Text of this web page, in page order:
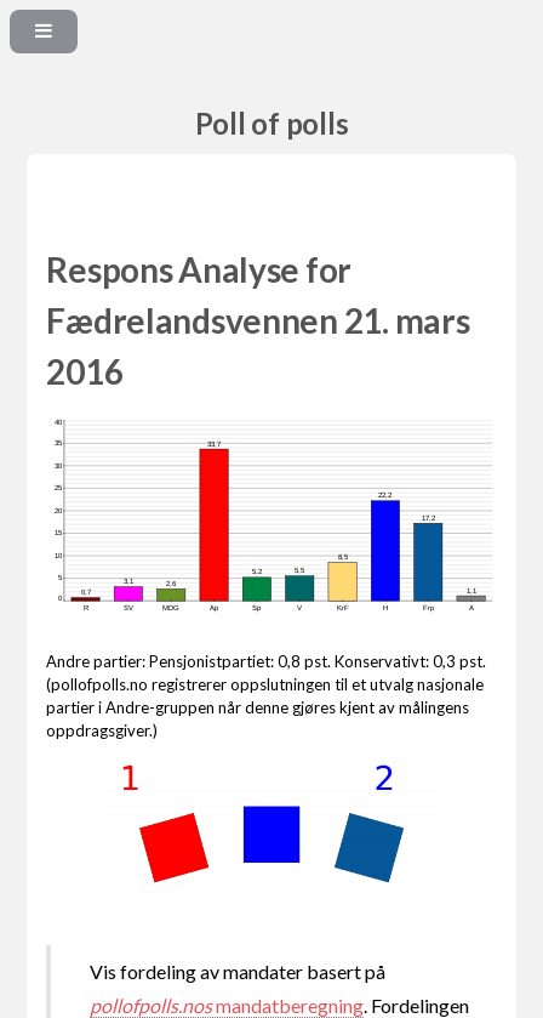
Poll of polls
Respons Analyse for
Fædrelandsvennen 21. mars
2016
0,7
3,1 2,6
33,7
5,2 5,5
8,5
22,2
17,2
1,1
R SV MDG Ap Sp V KrF H Frp A
0
5
10
15
20
25
30
35
40
Andre partier: Pensjonistpartiet: 0,8 pst. Konservativt: 0,3 pst.
(pollofpolls.no registrerer oppslutningen til et utvalg nasjonale
partier i Andre-gruppen når denne gjøres kjent av målingens
oppdragsgiver.)
Vis fordeling av mandater basert på
pollofpolls.nosmandatberegning . Fordelingen